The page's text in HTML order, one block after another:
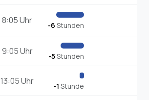
8:05 Uhr -6 Stunden
9:05 Uhr -5Stunden
13:05 Uhr -1 Stunde